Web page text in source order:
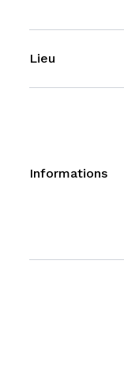
Lieu
Informations